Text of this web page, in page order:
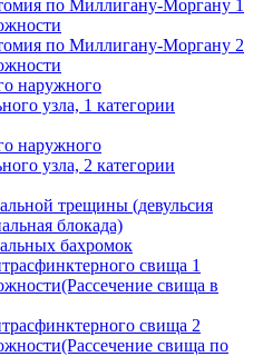
по Миллигану-Моргану 1
по Миллигану-Моргану 2
наружного
узла, 1 категории
наружного
узла, 2 категории
трещины (девульсия
блокада)
бахромок
свища 1
свища в
свища 2
свища по